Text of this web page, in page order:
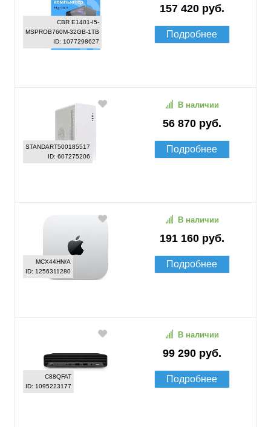
CBR E1401-I5-
MSPROB760M-32GB-1TB
ID: 1077298627
157 420 руб.
Подробнее
STANDART500185517
ID: 607275206
56 870 руб.
В наличии
Подробнее
MCX44HN/A
ID: 1256311280
191 160 руб.
В наличии
Подробнее
C88QFAT
ID: 1095223177
99 290 руб.
В наличии
Подробнее